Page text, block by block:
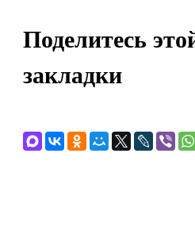
Поделитесь
закладки